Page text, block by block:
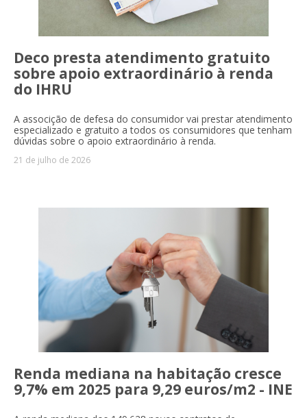
Deco presta atendimento gratuito
sobre apoio extraordinário à renda
do IHRU
A associção de defesa do consumidor vai prestar atendimento
especializado e gratuito a todos os consumidores que tenham
dúvidas sobre o apoio extraordinário à renda.
21 de julho de 2026
Renda mediana na habitação cresce
9,7% em 2025 para 9,29 euros/m2 - INE